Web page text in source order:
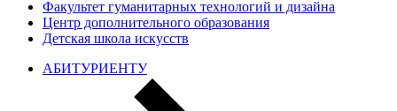
Факультет гуманитарных технологий и дизайна
Центр дополнительного образования
Детская школа искусств
АБИТУРИЕНТУ